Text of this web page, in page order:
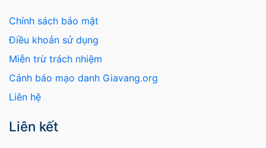
Chính sách bảo mật
Điều khoản sử dụng
Miễn trừ trách nhiệm
Cảnh báo mạo danh Giavang.org
Liên hệ
Liên kết